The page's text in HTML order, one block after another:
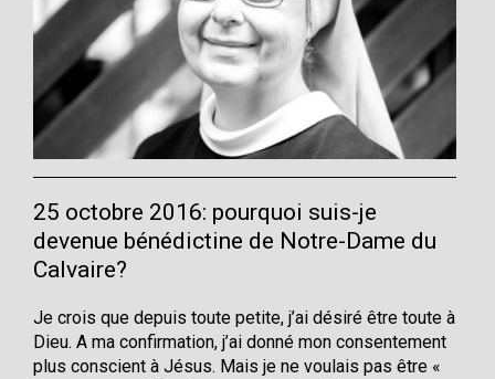
25 octobre 2016: pourquoi suis-je
devenue bénédictine de Notre-Dame du
Calvaire?
Je crois que depuis toute petite, j’ai désiré être toute à
Dieu. A ma confirmation, j’ai donné mon consentement
plus conscient à Jésus. Mais je ne voulais pas être «